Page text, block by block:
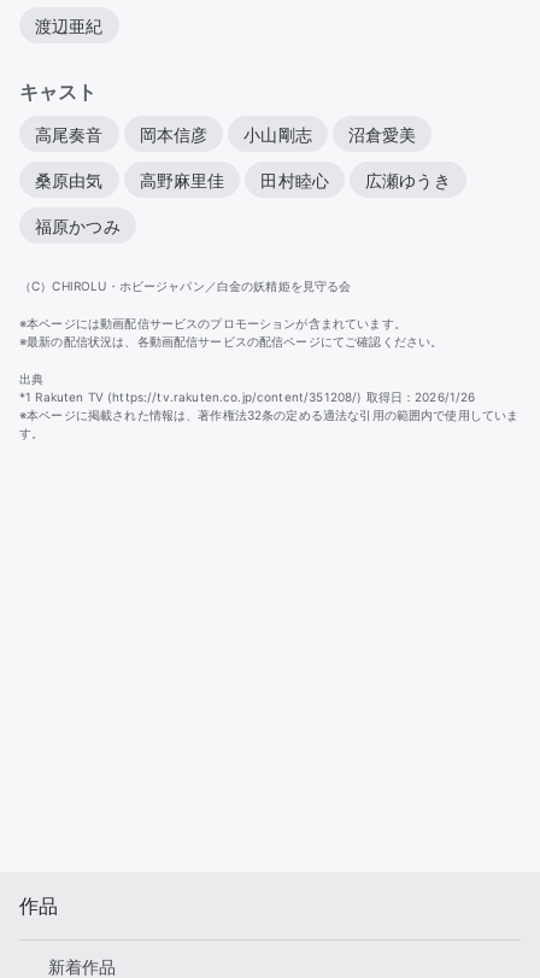
渡辺亜紀
キャスト
高尾奏音 岡本信彦 小山剛志 沼倉愛美
桑原由気 高野麻里佳 田村睦心 広瀬ゆうき
福原かつみ
（C）CHIROLU・ホビージャパン／白金の妖精姫を見守る会
※本ページには動画配信サービスのプロモーションが含まれています。
※最新の配信状況は、各動画配信サービスの配信ページにてご確認ください。
出典
*1 Rakuten TV (https://tv.rakuten.co.jp/content/351208/) 取得日：2026/1/26
※本ページに掲載された情報は、著作権法32条の定める適法な引用の範囲内で使用していま
す。
作品
新着作品